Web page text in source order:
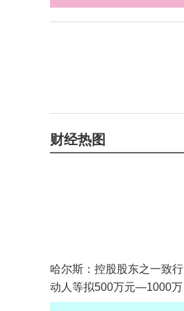
财经热图
哈尔斯：控股股东之一致行
动人等拟500万元—1000万
元增持公司股份 天天快报